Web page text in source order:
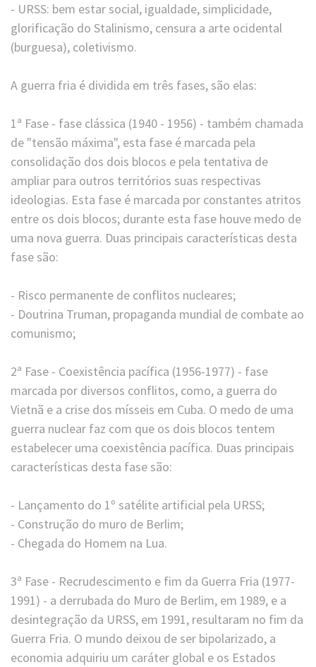
- URSS: bem estar social, igualdade, simplicidade,
glorificação do Stalinismo, censura a arte ocidental
(burguesa), coletivismo.
A guerra fria é dividida em três fases, são elas:
1ª Fase - fase clássica (1940 - 1956) - também chamada
de "tensão máxima", esta fase é marcada pela
consolidação dos dois blocos e pela tentativa de
ampliar para outros territórios suas respectivas
ideologias. Esta fase é marcada por constantes atritos
entre os dois blocos; durante esta fase houve medo de
uma nova guerra. Duas principais características desta
fase são:
- Risco permanente de conflitos nucleares;
- Doutrina Truman, propaganda mundial de combate ao
comunismo;
2ª Fase - Coexistência pacífica (1956-1977) - fase
marcada por diversos conflitos, como, a guerra do
Vietnã e a crise dos mísseis em Cuba. O medo de uma
guerra nuclear faz com que os dois blocos tentem
estabelecer uma coexistência pacífica. Duas principais
características desta fase são:
- Lançamento do 1º satélite artificial pela URSS;
- Construção do muro de Berlim;
- Chegada do Homem na Lua.
3ª Fase - Recrudescimento e fim da Guerra Fria (1977-
1991) - a derrubada do Muro de Berlim, em 1989, e a
desintegração da URSS, em 1991, resultaram no fim da
Guerra Fria. O mundo deixou de ser bipolarizado, a
economia adquiriu um caráter global e os Estados